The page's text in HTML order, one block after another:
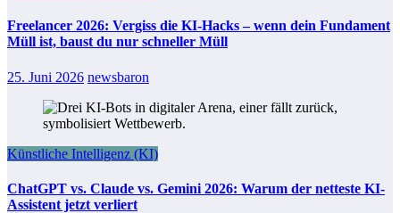
Freelancer 2026: Vergiss die KI-Hacks – wenn dein Fundament
Müll ist, baust du nur schneller Müll
25. Juni 2026 newsbaron
Künstliche Intelligenz (KI)
ChatGPT vs. Claude vs. Gemini 2026: Warum der netteste KI-
Assistent jetzt verliert